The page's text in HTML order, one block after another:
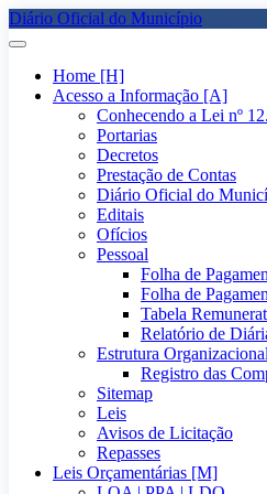
Diário Oficial do Município
Home [H]
Acesso a Informação [A]
Conhecendo a Lei nº
Portarias
Decretos
Prestação de Contas
Diário Oficial do
Editais
Ofícios
Pessoal
Folha de
Folha de
Tabela
Relatório de
Estrutura Organizacional
Registro das
Sitemap
Leis
Avisos de Licitação
Repasses
Leis Orçamentárias [M]